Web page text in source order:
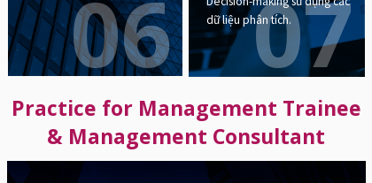
Practice for Management Trainee
& Management Consultant
06
dữ liệu phân tích.07